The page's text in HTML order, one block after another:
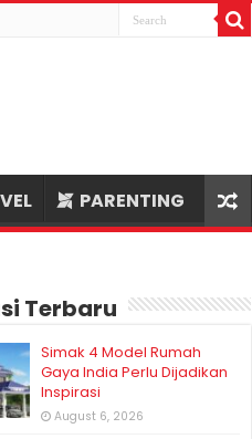
PARENTING
Terbaru
Simak 4 Model Rumah
Gaya India Perlu Dijadikan
Inspirasi
August 6, 2026